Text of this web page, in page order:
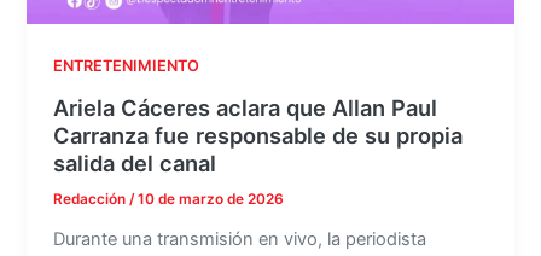
ENTRETENIMIENTO
Ariela Cáceres aclara que Allan Paul
Carranza fue responsable de su propia
salida del canal
Redacción/10 de marzo de 2026
Durante una transmisión en vivo, la periodista